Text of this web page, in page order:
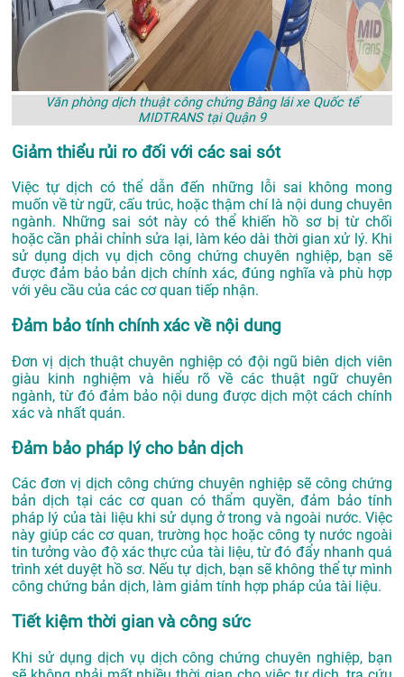
Văn phòng dịch thuật công chứng Bằng lái xe Quốc tế
MIDTRANS tại Quận 9
Giảm thiểu rủi ro đối với các sai sót
Việc tự dịch có thể dẫn đến những lỗi sai không mong
muốn về từ ngữ, cấu trúc, hoặc thậm chí là nội dung chuyên
ngành. Những sai sót này có thể khiến hồ sơ bị từ chối
hoặc cần phải chỉnh sửa lại, làm kéo dài thời gian xử lý. Khi
sử dụng dịch vụ dịch công chứng chuyên nghiệp, bạn sẽ
được đảm bảo bản dịch chính xác, đúng nghĩa và phù hợp
với yêu cầu của các cơ quan tiếp nhận.
Đảm bảo tính chính xác về nội dung
Đơn vị dịch thuật chuyên nghiệp có đội ngũ biên dịch viên
giàu kinh nghiệm và hiểu rõ về các thuật ngữ chuyên
ngành, từ đó đảm bảo nội dung được dịch một cách chính
xác và nhất quán.
Đảm bảo pháp lý cho bản dịch
Các đơn vị dịch công chứng chuyên nghiệp sẽ công chứng
bản dịch tại các cơ quan có thẩm quyền, đảm bảo tính
pháp lý của tài liệu khi sử dụng ở trong và ngoài nước. Việc
này giúp các cơ quan, trường học hoặc công ty nước ngoài
tin tưởng vào độ xác thực của tài liệu, từ đó đẩy nhanh quá
trình xét duyệt hồ sơ. Nếu tự dịch, bạn sẽ không thể tự mình
công chứng bản dịch, làm giảm tính hợp pháp của tài liệu.
Tiết kiệm thời gian và công sức
Khi sử dụng dịch vụ dịch công chứng chuyên nghiệp, bạn